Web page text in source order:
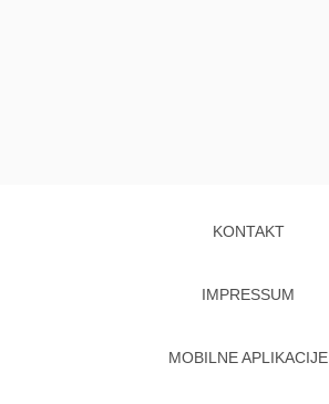
KONTAKT
IMPRESSUM
MOBILNE APLIKACIJE